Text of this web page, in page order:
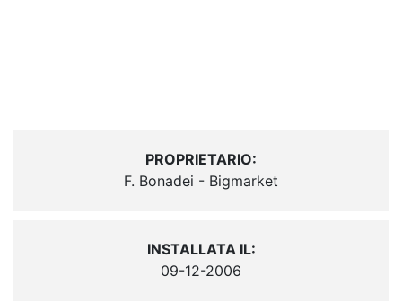
PROPRIETARIO:
F. Bonadei - Bigmarket
INSTALLATA IL:
09-12-2006